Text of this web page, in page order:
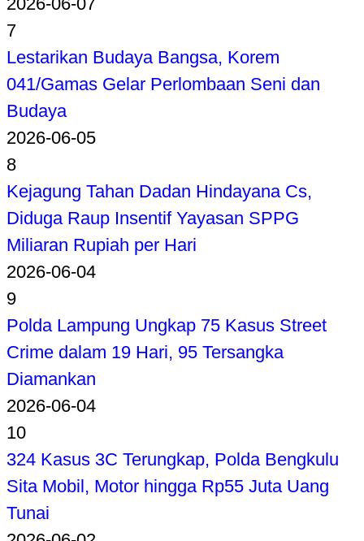
7
Lestarikan Budaya Bangsa, Korem
041/Gamas Gelar Perlombaan Seni dan
Budaya
2026-06-05
8
Kejagung Tahan Dadan Hindayana Cs,
Diduga Raup Insentif Yayasan SPPG
Miliaran Rupiah per Hari
2026-06-04
9
Polda Lampung Ungkap 75 Kasus Street
Crime dalam 19 Hari, 95 Tersangka
Diamankan
2026-06-04
10
324 Kasus 3C Terungkap, Polda Bengkulu
Sita Mobil, Motor hingga Rp55 Juta Uang
Tunai